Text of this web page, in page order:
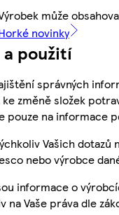
může
novinky
a použití
správných
změně složek
pouze na informace
Vašich
nebo výrobce
informace o
na Vaše práva dle